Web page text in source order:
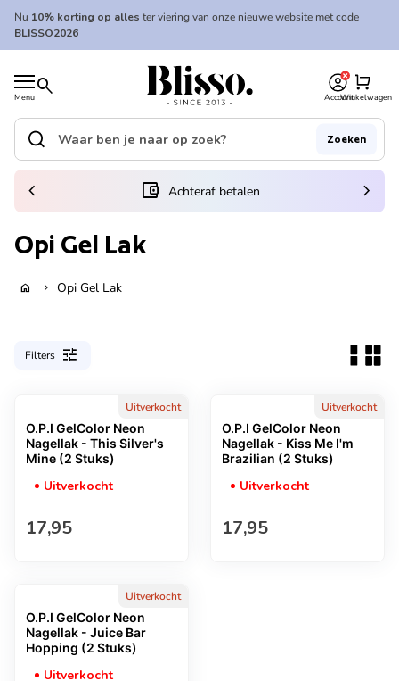
Overslaan naar inhoud
Nu 10% korting op alles ter viering van onze nieuwe website met code
BLISSO2026
Menu search
Home
AccountWinkelwagen
shopping_cart
Home
Zoek op"
search Zoeken
(link opent in nieuw tabblad/venster)
account_balance_wallet Achteraf betalen
chevron_left chevron_right
Opi Gel Lak
home chevron_right Opi Gel Lak
Filters tune
Uitverkocht
O.P.I GelColor Neon
Nagellak - This Silver's
Mine (2 Stuks)
Uitverkocht
Normale prijs
17,95
Uitverkocht
O.P.I GelColor Neon
Nagellak - Kiss Me I'm
Brazilian (2 Stuks)
Uitverkocht
Normale prijs
17,95
Uitverkocht
O.P.I GelColor Neon
Nagellak - Juice Bar
Hopping (2 Stuks)
Uitverkocht